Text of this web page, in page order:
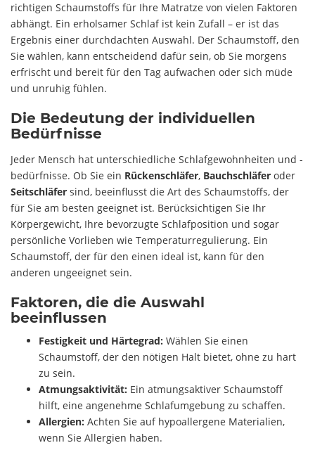
richtigen Schaumstoffs für Ihre Matratze von vielen Faktoren
abhängt. Ein erholsamer Schlaf ist kein Zufall – er ist das
Ergebnis einer durchdachten Auswahl. Der Schaumstoff, den
Sie wählen, kann entscheidend dafür sein, ob Sie morgens
erfrischt und bereit für den Tag aufwachen oder sich müde
und unruhig fühlen.
Die Bedeutung der individuellen
Bedürfnisse
Jeder Mensch hat unterschiedliche Schlafgewohnheiten und -
bedürfnisse. Ob Sie ein Rückenschläfer, Bauchschläfer oder
Seitschläfer sind, beeinflusst die Art des Schaumstoffs, der
für Sie am besten geeignet ist. Berücksichtigen Sie Ihr
Körpergewicht, Ihre bevorzugte Schlafposition und sogar
persönliche Vorlieben wie Temperaturregulierung. Ein
Schaumstoff, der für den einen ideal ist, kann für den
anderen ungeeignet sein.
Faktoren, die die Auswahl
beeinflussen
Festigkeit und Härtegrad: Wählen Sie einen
Schaumstoff, der den nötigen Halt bietet, ohne zu hart
zu sein.
Atmungsaktivität: Ein atmungsaktiver Schaumstoff
hilft, eine angenehme Schlafumgebung zu schaffen.
Allergien: Achten Sie auf hypoallergene Materialien,
wenn Sie Allergien haben.